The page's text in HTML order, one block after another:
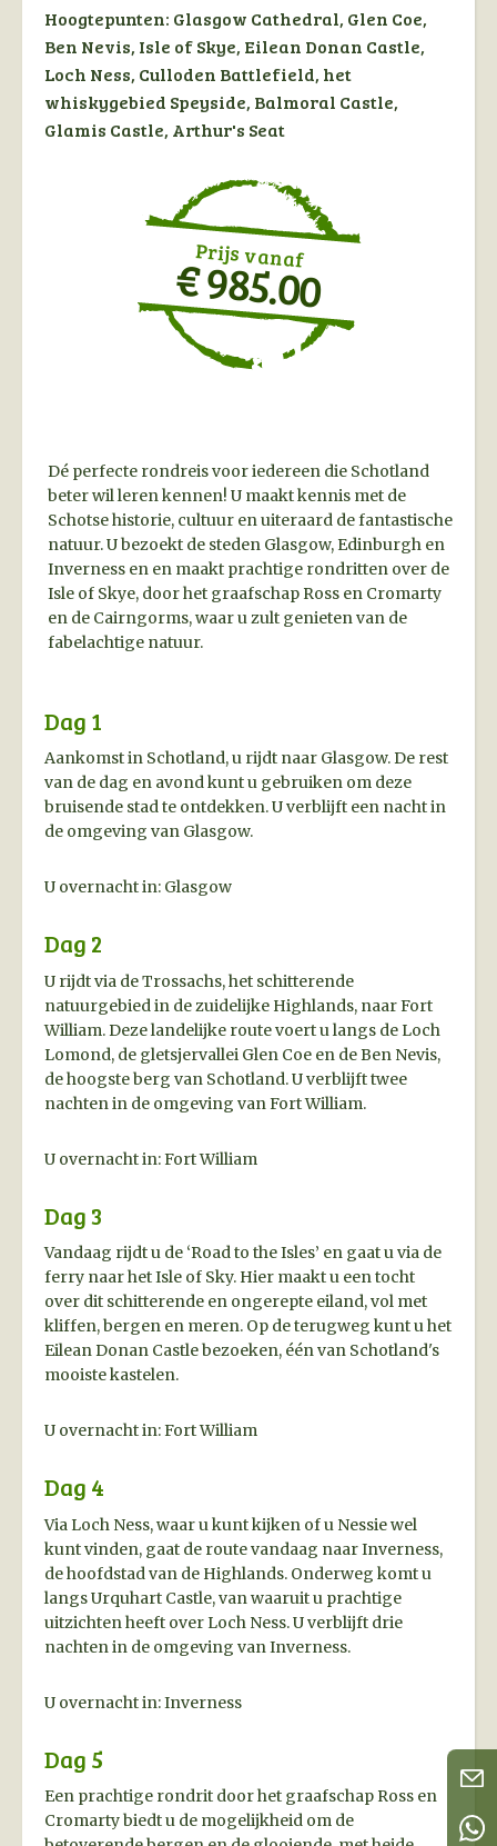
Hoogtepunten: Glasgow Cathedral, Glen Coe,
Ben Nevis, Isle of Skye, Eilean Donan Castle,
Loch Ness, Culloden Battlefield, het
whiskygebied Speyside, Balmoral Castle,
Glamis Castle, Arthur's Seat
Prijs vanaf
€ 985.00
Dé perfecte rondreis voor iedereen die Schotland
beter wil leren kennen! U maakt kennis met de
Schotse historie, cultuur en uiteraard de fantastische
natuur. U bezoekt de steden Glasgow, Edinburgh en
Inverness en en maakt prachtige rondritten over de
Isle of Skye, door het graafschap Ross en Cromarty
en de Cairngorms, waar u zult genieten van de
fabelachtige natuur.
Dag 1
Aankomst in Schotland, u rijdt naar Glasgow. De rest
van de dag en avond kunt u gebruiken om deze
bruisende stad te ontdekken. U verblijft een nacht in
de omgeving van Glasgow.
U overnacht in: Glasgow
Dag 2
U rijdt via de Trossachs, het schitterende
natuurgebied in de zuidelijke Highlands, naar Fort
William. Deze landelijke route voert u langs de Loch
Lomond, de gletsjervallei Glen Coe en de Ben Nevis,
de hoogste berg van Schotland. U verblijft twee
nachten in de omgeving van Fort William.
U overnacht in: Fort William
Dag 3
Vandaag rijdt u de ‘Road to the Isles’ en gaat u via de
ferry naar het Isle of Sky. Hier maakt u een tocht
over dit schitterende en ongerepte eiland, vol met
kliffen, bergen en meren. Op de terugweg kunt u het
Eilean Donan Castle bezoeken, één van Schotland's
mooiste kastelen.
U overnacht in: Fort William
Dag 4
Via Loch Ness, waar u kunt kijken of u Nessie wel
kunt vinden, gaat de route vandaag naar Inverness,
de hoofdstad van de Highlands. Onderweg komt u
langs Urquhart Castle, van waaruit u prachtige
uitzichten heeft over Loch Ness. U verblijft drie
nachten in de omgeving van Inverness.
U overnacht in: Inverness
Dag 5
Een prachtige rondrit door het graafschap Ross en
Cromarty biedt u de mogelijkheid om de